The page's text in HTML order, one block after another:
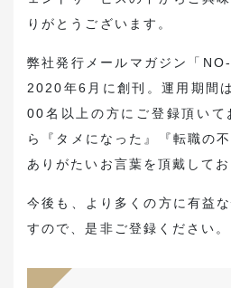
りがとうございます。
弊社発行メールマガジン「
2020年6月に創刊。運用期間
00名以上の方にご登録頂いて
ら『タメになった』『転職の
ありがたいお言葉を頂戴してお
今後も、より多くの方に有益
すので、是非ご登録ください。